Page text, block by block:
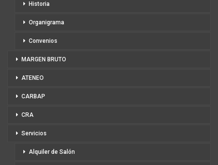
Historia
Organigrama
Convenios
MARGEN BRUTO
ATENEO
CARBAP
CRA
Servicios
Alquiler de Salón